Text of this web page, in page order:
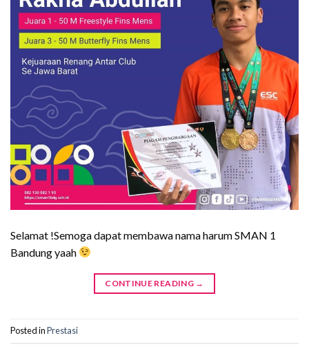
Selamat !Semoga dapat membawa nama harum SMAN 1
Bandung yaah
CONTINUE READING →
Posted inPrestasi